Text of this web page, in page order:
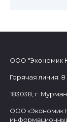
ООО "Экономик
Горячая линия:
183038, г.
ООО «Экономик